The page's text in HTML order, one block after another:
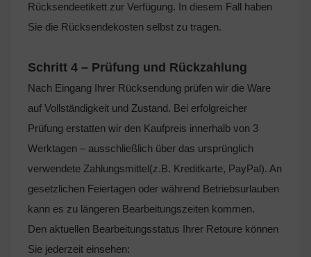
Rücksendeetikett zur Verfügung. In diesem Fall haben
Sie die Rücksendekosten selbst zu tragen.
Schritt 4 – Prüfung und Rückzahlung
Nach Eingang Ihrer Rücksendung prüfen wir die Ware
auf Vollständigkeit und Zustand. Bei erfolgreicher
Prüfung erstatten wir den Kaufpreis innerhalb von 3
Werktagen – ausschließlich über das ursprünglich
verwendete Zahlungsmittel(z.B. Kreditkarte, PayPal). An
gesetzlichen Feiertagen oder während Betriebsurlauben
kann es zu längeren Bearbeitungszeiten kommen.
Den aktuellen Bearbeitungsstatus Ihrer Retoure können
Sie jederzeit einsehen: